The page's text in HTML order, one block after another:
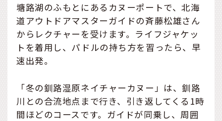
塘路湖のふもとにあるカヌーポートで、北海
道アウトドアマスターガイドの斉藤松雄さん
からレクチャーを受けます。ライフジャケッ
トを着用し、パドルの持ち方を習ったら、早
速出発。
「冬の釧路湿原ネイチャーカヌー」は、釧路
川との合流地点まで行き、引き返してくる1時
間ほどのコースです。ガイドが同乗し、周囲